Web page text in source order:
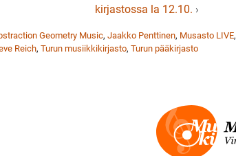
kirjastossa la 12.10. ›
Geometry Music, Jaakko Penttinen, Musasto LIVE,
Reich, Turun musiikkikirjasto, Turun pääkirjasto